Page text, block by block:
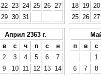
22 23 24 25 26
27
29 30 31
18
19 20
25
26 27
Април 2363 г.
в с ч п с
н
2 3 4 5 6
7
9 10 11 12 13
14
п
в с
1
6
7 8